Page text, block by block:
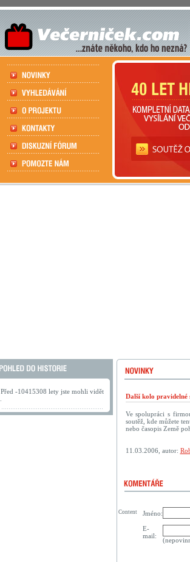
Před -10415308 lety jste mohli vidět
Další kolo pravidelné
Ve spolupráci s
soutěž, kde můžete
nebo časopis Země
11.03.2006, autor:
Jméno:
E-
mail:
Content